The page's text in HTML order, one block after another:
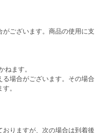
ございます。商品の使用に支
ねます。
る場合がございます。その場合
。
りますが、次の場合は到着後